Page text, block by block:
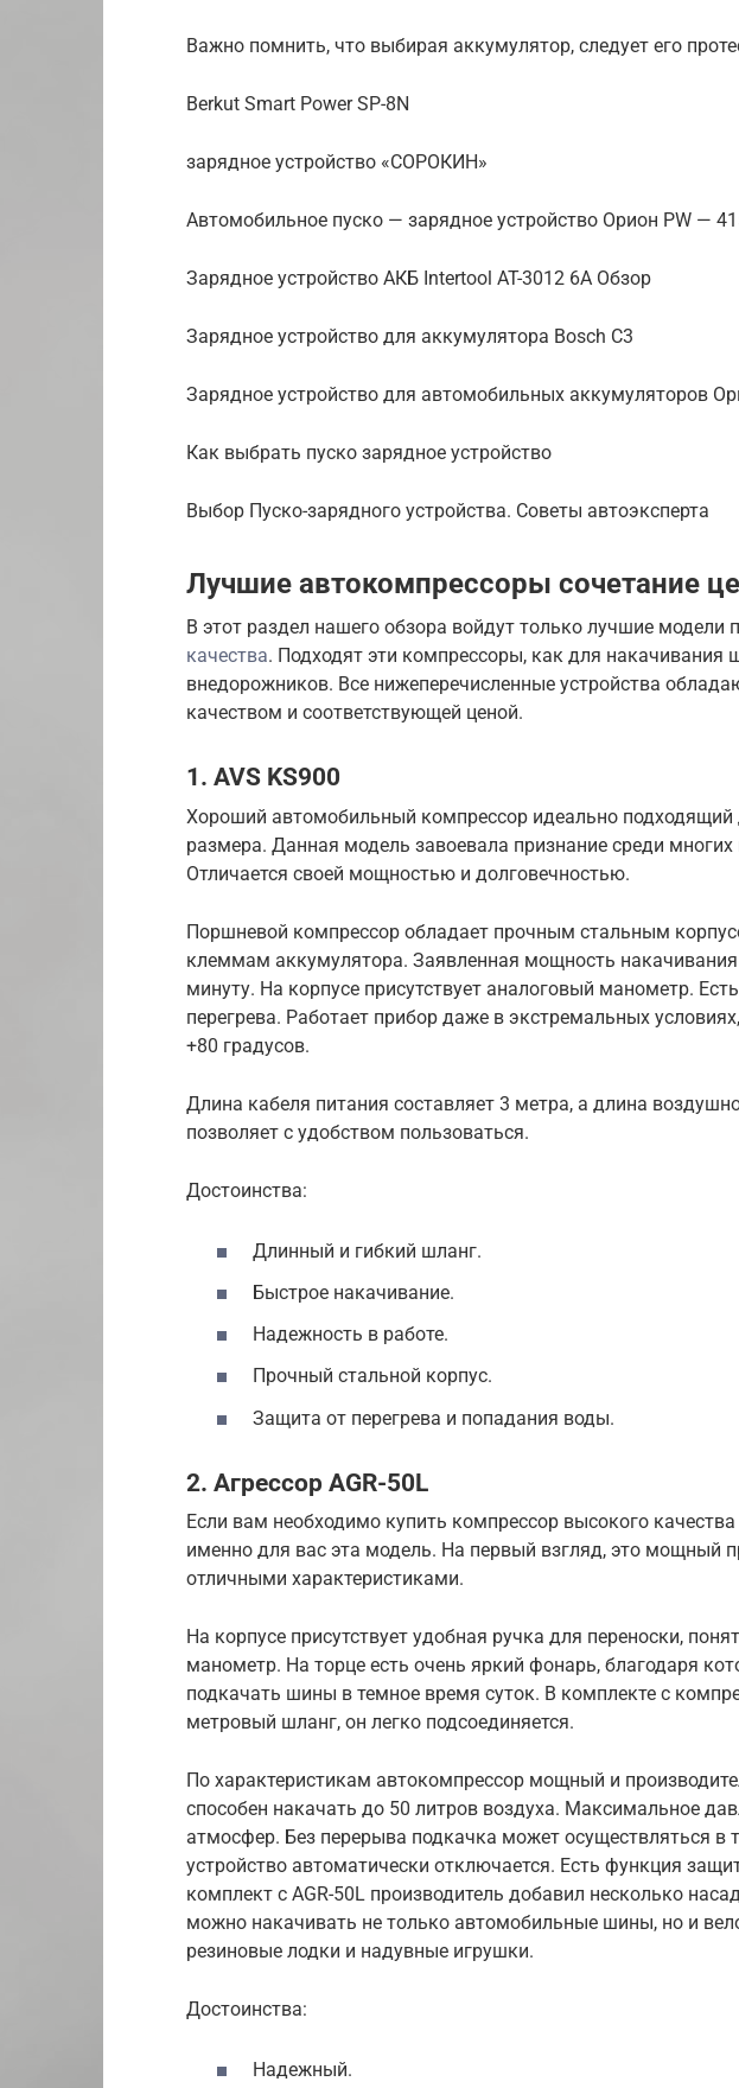
Важно помнить, что выбирая аккумулятор, следует его
Berkut Smart Power SP-8N
зарядное устройство «СОРОКИН»
Автомобильное пуско — зарядное устройство Орион PW —
Зарядное устройство АКБ Intertool AT-3012 6A Обзор
Зарядное устройство для аккумулятора Bosch C3
Зарядное устройство для автомобильных аккумуляторов
Как выбрать пуско зарядное устройство
Выбор Пуско-зарядного устройства. Советы автоэксперта
Лучшие автокомпрессоры сочетание
В этот раздел нашего обзора войдут только лучшие модели
качества. Подходят эти компрессоры, как для накачивания
внедорожников. Все нижеперечисленные устройства
качеством и соответствующей ценой.
1. AVS KS900
Хороший автомобильный компрессор идеально
размера. Данная модель завоевала признание среди многих
Отличается своей мощностью и долговечностью.
Поршневой компрессор обладает прочным стальным
клеммам аккумулятора. Заявленная мощность накачивания
минуту. На корпусе присутствует аналоговый манометр.
перегрева. Работает прибор даже в экстремальных
+80 градусов.
Длина кабеля питания составляет 3 метра, а длина
позволяет с удобством пользоваться.
Достоинства:
Длинный и гибкий шланг.
Быстрое накачивание.
Надежность в работе.
Прочный стальной корпус.
Защита от перегрева и попадания воды.
2. Агрессор AGR-50L
Если вам необходимо купить компрессор высокого
именно для вас эта модель. На первый взгляд, это мощный
отличными характеристиками.
На корпусе присутствует удобная ручка для переноски,
манометр. На торце есть очень яркий фонарь, благодаря
подкачать шины в темное время суток. В комплекте с
метровый шланг, он легко подсоединяется.
По характеристикам автокомпрессор мощный и
способен накачать до 50 литров воздуха. Максимальное
атмосфер. Без перерыва подкачка может осуществляться в
устройство автоматически отключается. Есть функция
комплект с AGR-50L производитель добавил несколько
можно накачивать не только автомобильные шины, но и
резиновые лодки и надувные игрушки.
Достоинства:
Надежный.